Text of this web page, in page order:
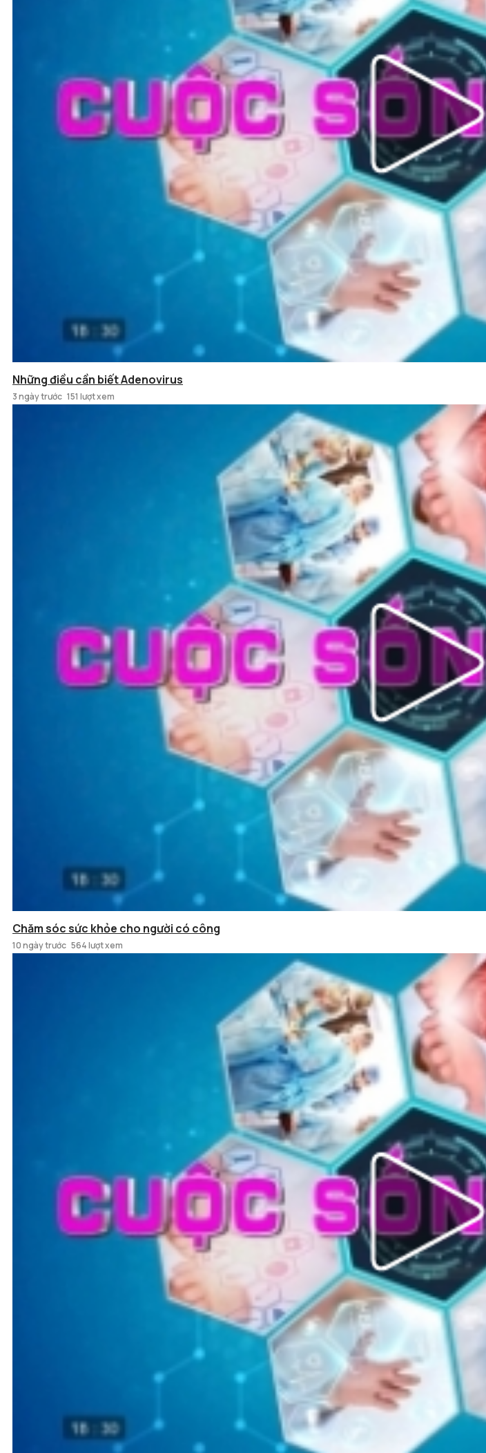
Những điều cần biết Adenovirus
3 ngày trước 151 lượt xem
Chăm sóc sức khỏe cho người có công
10 ngày trước 564 lượt xem